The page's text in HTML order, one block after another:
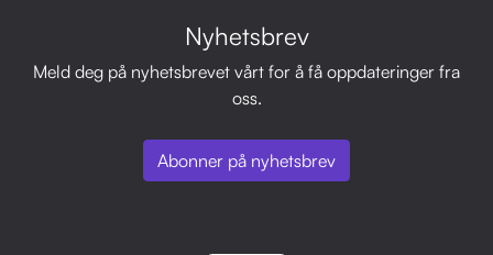
Nyhetsbrev
Meld deg på nyhetsbrevet vårt for å få oppdateringer fra
oss.
Abonner på nyhetsbrev